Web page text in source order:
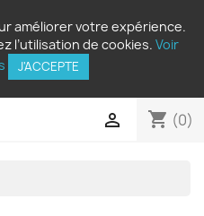
améliorer votre expérience.
l’utilisation de cookies. Voir
J'ACCEPTE
shopping_cart (0)
